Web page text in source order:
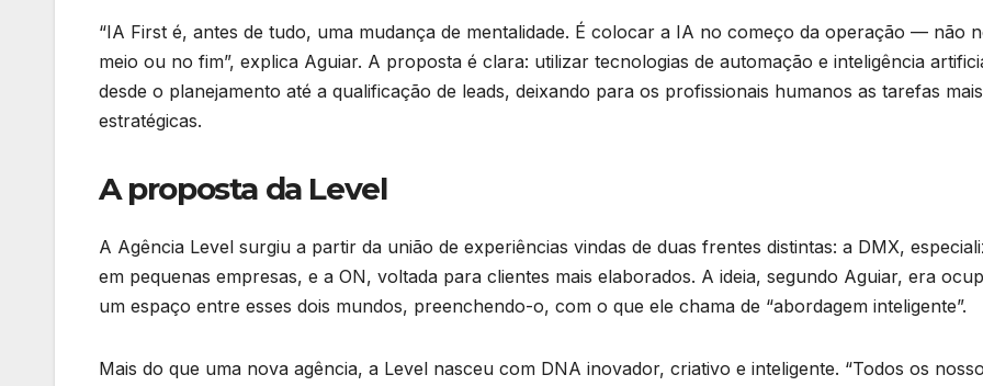
“IA First é, antes de tudo, uma mudança de mentalidade. É colocar a IA no começo da operação — não
meio ou no fim”, explica Aguiar. A proposta é clara: utilizar tecnologias de automação e inteligência
desde o planejamento até a qualificação de leads, deixando para os profissionais humanos as tarefas mais
estratégicas.
A proposta da Level
A Agência Level surgiu a partir da união de experiências vindas de duas frentes distintas: a DMX,
em pequenas empresas, e a ON, voltada para clientes mais elaborados. A ideia, segundo Aguiar, era
um espaço entre esses dois mundos, preenchendo-o, com o que ele chama de “abordagem inteligente”.
Mais do que uma nova agência, a Level nasceu com DNA inovador, criativo e inteligente. “Todos os